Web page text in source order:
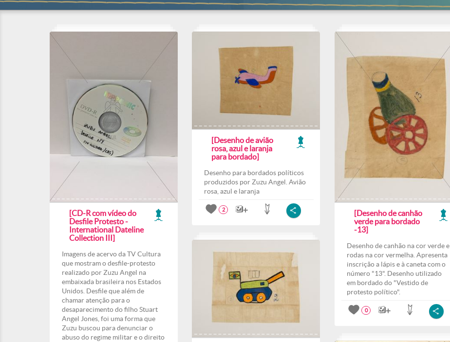
[CD-R com vídeo do
Desfile Protesto -
International Dateline
Collection III]
Imagens de acervo da TV Cultura
que mostram o desfile-protesto
realizado por Zuzu Angel na
embaixada brasileira nos Estados
Unidos. Desfile que além de
chamar atenção para o
desaparecimento do filho Stuart
Angel Jones, foi uma forma que
Zuzu buscou para denunciar o
abuso do regime militar e o direito
[Desenho de avião
rosa, azul e laranja
para bordado]
Desenho para bordados políticos
produzidos por Zuzu Angel. Avião
rosa, azul e laranja
2
[Desenho de canhão
verde para bordado
-13]
Desenho de canhão na cor verde e
rodas na cor vermelha. Apresenta
inscrição a lápis e à caneta com o
número "13". Desenho utilizado
em bordado do "Vestido de
protesto político".
0